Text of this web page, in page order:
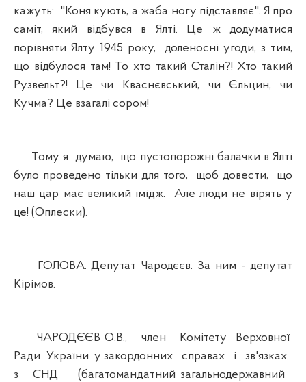
кажуть: "Коня кують, а жаба ногу підставляє". Я про
саміт, який відбувся в Ялті. Це ж додуматися
порівняти Ялту 1945 року, доленосні угоди, з тим,
що відбулося там! То хто такий Сталін?! Хто такий
Рузвельт?! Це чи Кваснєвський, чи Єльцин, чи
Кучма? Це взагалі сором!
Тому я думаю, що пустопорожні балачки в Ялті
було проведено тільки для того, щоб довести, що
наш цар має великий імідж. Але люди не вірять у
це! (Оплески).
ГОЛОВА. Депутат Чародєєв. За ним - депутат
Кірімов.
ЧАРОДЄЄВ О.В., член Комітету Верховної
Ради України у закордонних справах і зв'язках
з СНД (багатомандатний загальнодержавний